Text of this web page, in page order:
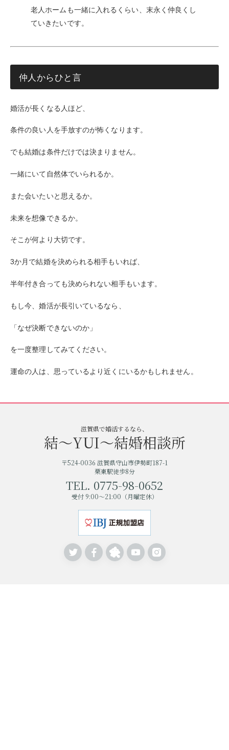
老人ホームも一緒に入れるくらい、末永く仲良くし
ていきたいです。
仲人からひと言
婚活が長くなる人ほど、
条件の良い人を手放すのが怖くなります。
でも結婚は条件だけでは決まりません。
一緒にいて自然体でいられるか。
また会いたいと思えるか。
未来を想像できるか。
そこが何より大切です。
3か月で結婚を決められる相手もいれば、
半年付き合っても決められない相手もいます。
もし今、婚活が長引いているなら、
「なぜ決断できないのか」
を一度整理してみてください。
運命の人は、思っているより近くにいるかもしれません。
滋賀県で婚活するなら、
結〜YUI〜結婚相談所
〒524-0036 滋賀県守山市伊勢町187-1
栗東駅徒歩8分
TEL. 0775-98-0652
受付 9:00〜21:00（月曜定休）